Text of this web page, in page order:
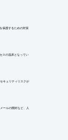
保護するための対策
スの温床となってい
キュリティリスクが
ールの開封など、人